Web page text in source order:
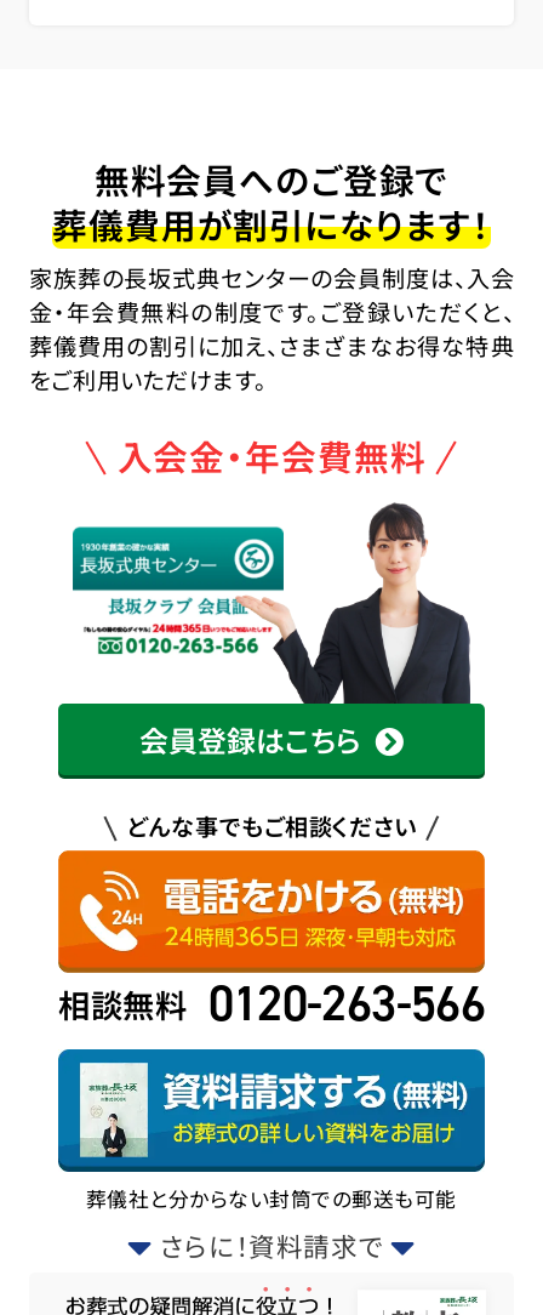
無料会員へのご登録で
葬儀費用が割引になります！
家族葬の長坂式典センターの会員制度は、入会
金・年会費無料の制度です。ご登録いただくと、
葬儀費用の割引に加え、さまざまなお得な特典
をご利用いただけます。
会員登録はこちら
入会金・年会費無料
どんな事でもご相談ください
相談無料 0120-263-566
葬儀社と分からない封筒での郵送も可能
さらに！資料請求で